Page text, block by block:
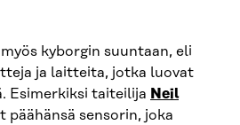
kyborgin suuntaan, eli
ja laitteita, jotka luovat
Esimerkiksi taiteilija Neil
päähänsä sensorin, joka